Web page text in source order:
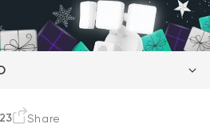
de Wyze para los amantes de
Share